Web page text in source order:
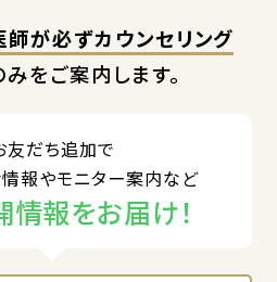
師が必ずカウンセリング
をご案内します。
友だち追加で
報やモニター案内など
情報をお届け！